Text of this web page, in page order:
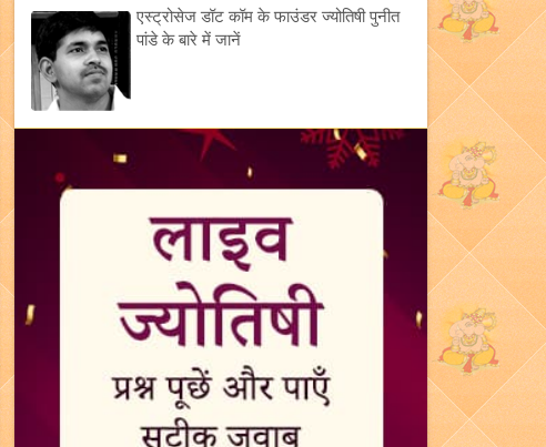
एस्ट्रोसेज डॉट कॉम के फाउंडर ज्योतिषी पुनीत
पांडे के बारे में जानें